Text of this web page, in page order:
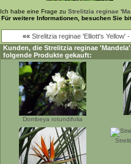
Ich habe eine Frage zu Strelitzia reginae
Für weitere Informationen, besuchen Sie
«« Strelitzia reginae 'Elliott's Yellow'
Kunden, die Strelitzia reginae
folgende Produkte gekauft:
Dombeya rotundifolia